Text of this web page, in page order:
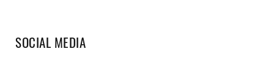
SOCIAL MEDIA